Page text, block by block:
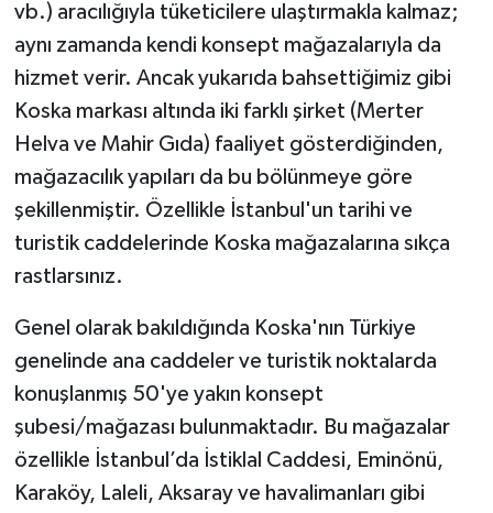
vb.) aracılığıyla tüketicilere ulaştırmakla kalmaz;
aynı zamanda kendi konsept mağazalarıyla da
hizmet verir. Ancak yukarıda bahsettiğimiz gibi
Koska markası altında iki farklı şirket (Merter
Helva ve Mahir Gıda) faaliyet gösterdiğinden,
mağazacılık yapıları da bu bölünmeye göre
şekillenmiştir. Özellikle İstanbul'un tarihi ve
turistik caddelerinde Koska mağazalarına sıkça
rastlarsınız.
Genel olarak bakıldığında Koska'nın Türkiye
genelinde ana caddeler ve turistik noktalarda
konuşlanmış 50'ye yakın konsept
şubesi/mağazası bulunmaktadır. Bu mağazalar
özellikle İstanbul’da İstiklal Caddesi, Eminönü,
Karaköy, Laleli, Aksaray ve havalimanları gibi